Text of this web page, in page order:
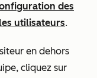
des
utilisateurs.
en dehors
cliquez sur